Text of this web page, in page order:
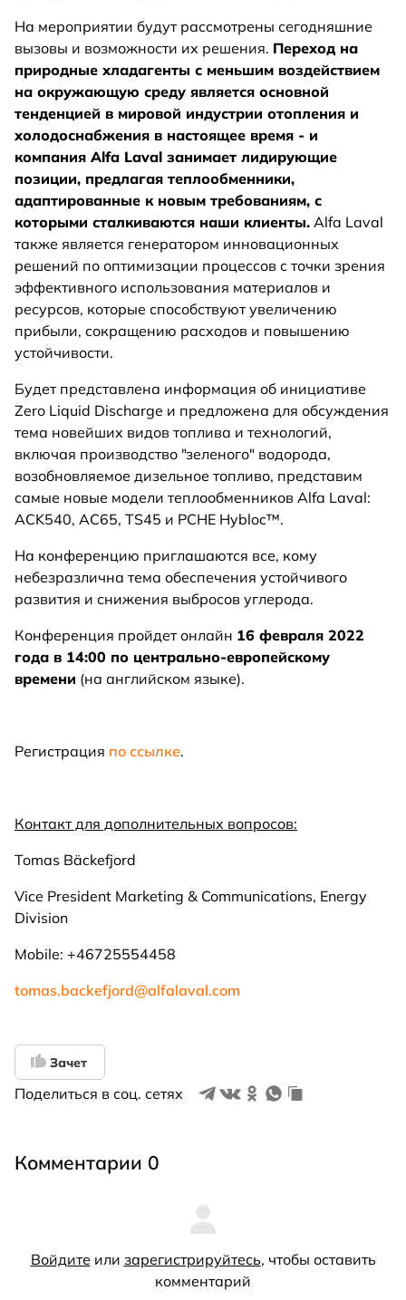
На мероприятии будут рассмотрены сегодняшние
вызовы и возможности их решения. Переход на
природные хладагенты с меньшим воздействием
на окружающую среду является основной
тенденцией в мировой индустрии отопления и
холодоснабжения в настоящее время - и
компания Alfa Laval занимает лидирующие
позиции, предлагая теплообменники,
адаптированные к новым требованиям, с
которыми сталкиваются наши клиенты. Alfa Laval
также является генератором инновационных
решений по оптимизации процессов с точки зрения
эффективного использования материалов и
ресурсов, которые способствуют увеличению
прибыли, сокращению расходов и повышению
устойчивости.
Будет представлена информация об инициативе
Zero Liquid Discharge и предложена для обсуждения
тема новейших видов топлива и технологий,
включая производство "зеленого" водорода,
возобновляемое дизельное топливо, представим
самые новые модели теплообменников Alfa Laval:
ACK540, AC65, TS45 и PCHE Hybloc™.
На конференцию приглашаются все, кому
небезразлична тема обеспечения устойчивого
развития и снижения выбросов углерода.
Конференция пройдет онлайн 16 февраля 2022
года в 14:00 по центрально-европейскому
времени (на английском языке).
Регистрация по ссылке.
Контакт для дополнительных вопросов:
Tomas Bäckefjord
Vice President Marketing & Communications, Energy
Division
Mobile: +46725554458
tomas.backefjord@alfalaval.com
Зачет
Поделиться в соц. сетях
Комментарии 0
Войдите или зарегистрируйтесь, чтобы оставить
комментарий